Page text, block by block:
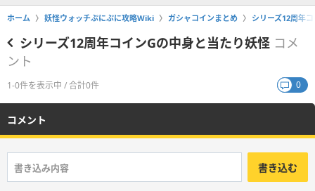
ホーム 妖怪ウォッチぷにぷに攻略Wiki ガシャコインまとめ シリーズ12周年
シリーズ12周年コインGの中身と当たり妖怪 コメ
ント
1-0件を表示中 / 合計0件 0
コメント
書き込む